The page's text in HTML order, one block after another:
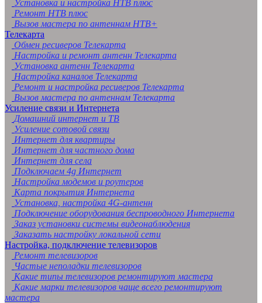
Установка и настройка НТВ плюс
Ремонт НТВ плюс
Вызов мастера по антеннам НТВ+
Телекарта
Обмен ресиверов Телекарта
Настройка и ремонт антенн Телекарта
Установка антенн Телекарта
Настройка каналов Телекарта
Ремонт и настройка ресиверов Телекарта
Вызов мастера по антеннам Телекарта
Усиление связи и Интернета
Домашний интернет и ТВ
Усиление сотовой связи
Интернет для квартиры
Интернет для частного дома
Интернет для села
Подключаем 4g Интернет
Настройка модемов и роутеров
Карта покрытия Интернета
Установка, настройка 4G-антенн
Подключение оборудования беспроводного Интернета
Заказ установки системы видеонаблюдения
Заказать настройку локальной сети
Настройка, подключение телевизоров
Ремонт телевизоров
Частые неполадки телевизоров
Какие типы телевизоров ремонтируют мастера
Какие марки телевизоров чаще всего ремонтируют
мастера